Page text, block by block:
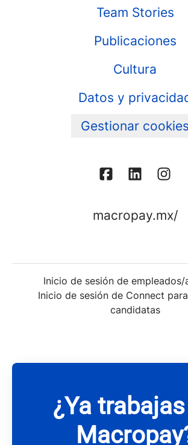
Team Stories
Publicaciones
Cultura
Datos y
Gestionar cookies
macropay.mx/
Inicio de sesión de empleados/
Inicio de sesión de Connect
candidatas
¿Ya